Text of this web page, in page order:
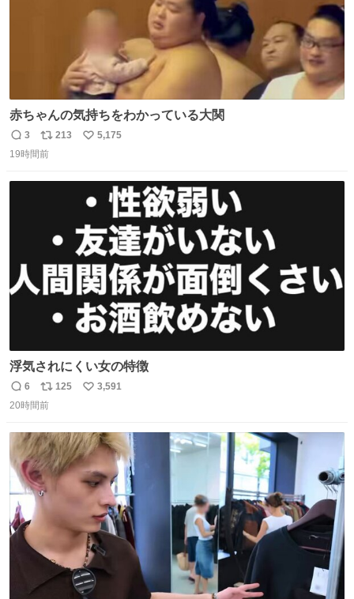
赤ちゃんの気持ちをわかっている大関
返
信
3
リ
ポ
213
い
5,175
19時間前
浮気されにくい女の特徴
返
信
6
リ
ポ
ト
数
125
い
数
3,591
20時間前